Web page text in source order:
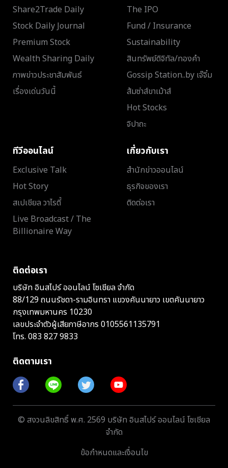
Share2Trade Daily
Stock Daily Journal
Premium Stock
Wealth Sharing Daily
ภาพข่าวประชาสัมพันธ์
เรื่องเด่นวันนี้
The IPO
Fund / Insurance
Sustainability
สินทรัพย์ดิจิทัล/ทองคำ
Gossip Station..by เจ๊จิ๋ม
ส้มซ่าส์ขาเม้าส์
Hot Stocks
จิปาถะ
ทีวีออนไลน์
Exclusive Talk
Hot Story
สเปเชียล วาไรตี้
Live Broadcast / The
Billionaire Way
เกี่ยวกับเรา
สำนักข่าวออนไลน์
ธุรกิจของเรา
ติดต่อเรา
ติดต่อเรา
บริษัท อินสไปร์ ออนไลน์ โซเชียล จำกัด
88/129 ถนนรัชดา-รามอินทรา แขวงคันนายาว เขตคันนายาว
กรุงเทพมหานคร 10230
เลขประจำตัวผู้เสียภาษีอากร 0105561135791
โทร. 083 827 9833
ติดตามเรา
© สงวนลิขสิทธิ์ พ.ศ. 2569 บริษัท อินสไปร์ ออนไลน์ โซเชียล
จำกัด
ข้อกำหนดและเงื่อนไข